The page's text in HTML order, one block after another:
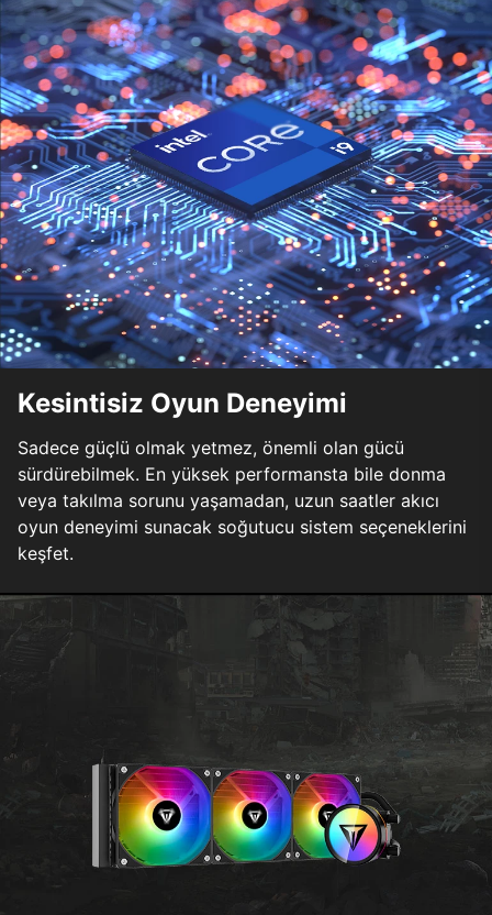
Kesintisiz Oyun Deneyimi
Sadece güçlü olmak yetmez, önemli olan gücü
sürdürebilmek. En yüksek performansta bile donma
veya takılma sorunu yaşamadan, uzun saatler akıcı
oyun deneyimi sunacak soğutucu sistem seçeneklerini
keşfet.